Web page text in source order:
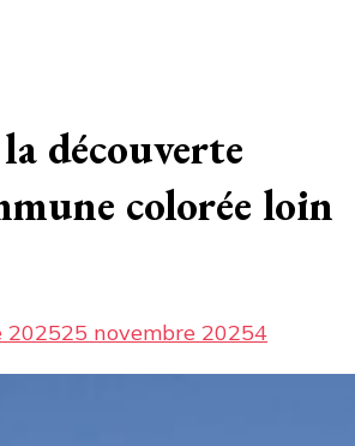
découverte
colorée loin
202525 novembre 20254